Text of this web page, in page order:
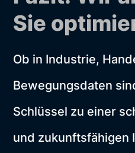
Sie
Ob in Industrie,
Bewegungsdaten
Schlüssel zu einer
und zukunftsfähigen